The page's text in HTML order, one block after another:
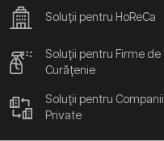
Soluții pentru HoReCa
Soluții pentru Firme de
Curățenie
Soluții pentru Companii
Private